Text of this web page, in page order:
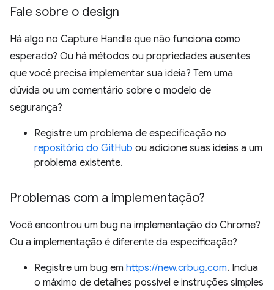
Fale sobre o design
Há algo no Capture Handle que não funciona como
esperado? Ou há métodos ou propriedades ausentes
que você precisa implementar sua ideia? Tem uma
dúvida ou um comentário sobre o modelo de
segurança?
Registre um problema de especificação no
repositório do GitHub ou adicione suas ideias a um
problema existente.
Problemas com a implementação?
Você encontrou um bug na implementação do Chrome?
Ou a implementação é diferente da especificação?
Registre um bug em https://new.crbug.com. Inclua
o máximo de detalhes possível e instruções simples